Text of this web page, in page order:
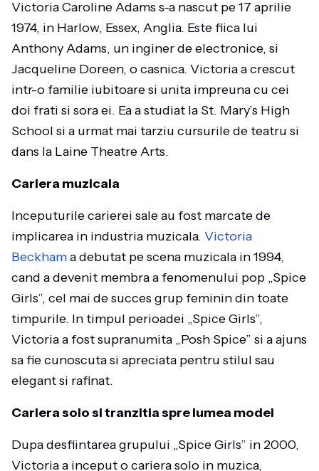
Victoria Caroline Adams s-a nascut pe 17 aprilie
1974, in Harlow, Essex, Anglia. Este fiica lui
Anthony Adams, un inginer de electronice, si
Jacqueline Doreen, o casnica. Victoria a crescut
intr-o familie iubitoare si unita impreuna cu cei
doi frati si sora ei. Ea a studiat la St. Mary’s High
School si a urmat mai tarziu cursurile de teatru si
dans la Laine Theatre Arts.
Cariera muzicala
Inceputurile carierei sale au fost marcate de
implicarea in industria muzicala. Victoria
Beckhama debutat pe scena muzicala in 1994,
cand a devenit membra a fenomenului pop „Spice
Girls”, cel mai de succes grup feminin din toate
timpurile. In timpul perioadei „Spice Girls”,
Victoria a fost supranumita „Posh Spice” si a ajuns
sa fie cunoscuta si apreciata pentru stilul sau
elegant si rafinat.
Cariera solo si tranzitia spre lumea modei
Dupa desfiintarea grupului „Spice Girls” in 2000,
Victoria a inceput o cariera solo in muzica,